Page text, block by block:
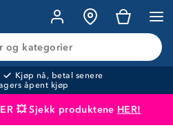
og kategorier
Kjøp nå, betal senere
åpent kjøp
💥 Sjekk produktene HER!